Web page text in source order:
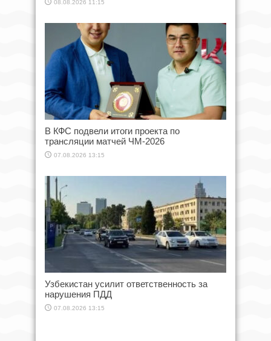
08.08.2026 11:15
В КФС подвели итоги проекта по
трансляции матчей ЧМ-2026
07.08.2026 13:15
Узбекистан усилит ответственность за
нарушения ПДД
07.08.2026 13:15